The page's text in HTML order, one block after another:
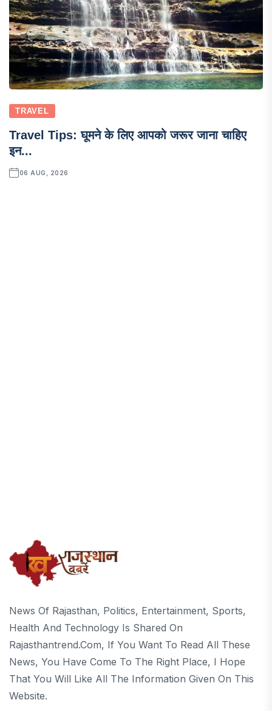
TRAVEL
Travel Tips: घूमने के लिए आपको जरूर जाना चाहिए
इन...
06 AUG, 2026
News Of Rajasthan, Politics, Entertainment, Sports,
Health And Technology Is Shared On
Rajasthantrend.com, If You Want To Read All These
News, You Have Come To The Right Place, I Hope
That You Will Like All The Information Given On This
Website.